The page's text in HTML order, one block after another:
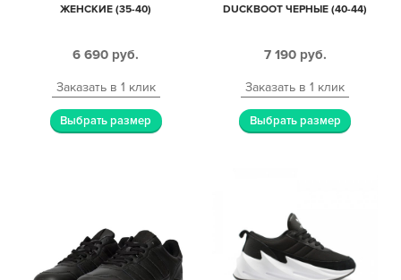
ЖЕНСКИЕ (35-40)
6 690 руб.
Заказать в 1 клик
Выбрать размер
DUCKBOOT ЧЕРНЫЕ (40-44)
7 190 руб.
Заказать в 1 клик
Выбрать размер